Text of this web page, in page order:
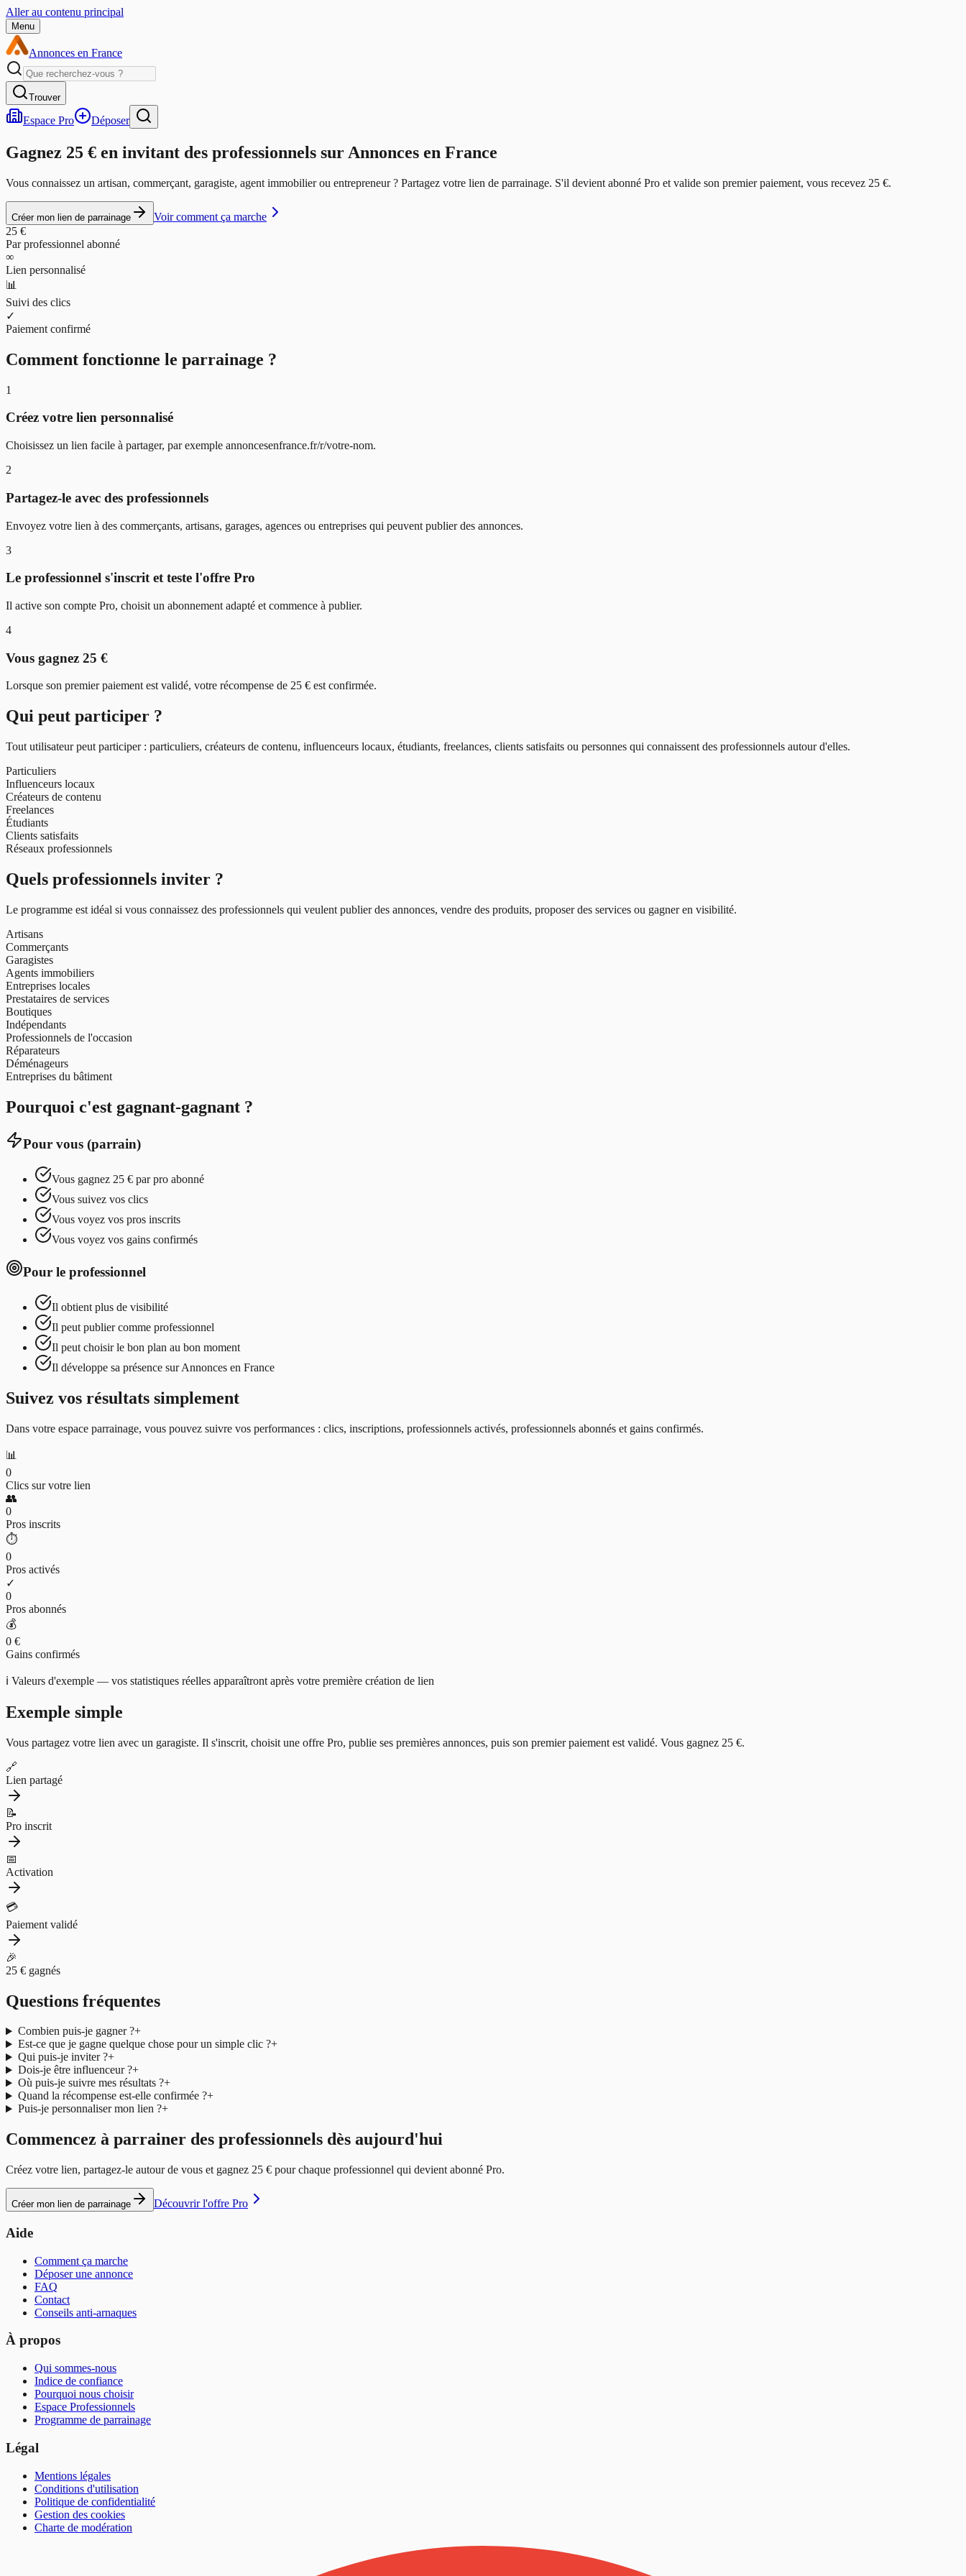
Aller au contenu principal
Menu
Annonces en France
Trouver
Espace Pro Déposer
Gagnez 25 € en invitant des professionnels sur Annonces en France
Vous connaissez un artisan, commerçant, garagiste, agent immobilier ou entrepreneur ? Partagez votre lien de parrainage. S'il devient abonné Pro et valide son premier paiement, vous recevez 25 €.
Créer mon lien de parrainage
Voir comment ça marche
25 €
Par professionnel abonné
∞
Lien personnalisé
📊
Suivi des clics
✓
Paiement confirmé
Comment fonctionne le parrainage ?
1
Créez votre lien personnalisé
Choisissez un lien facile à partager, par exemple annoncesenfrance.fr/r/votre-nom.
2
Partagez-le avec des professionnels
Envoyez votre lien à des commerçants, artisans, garages, agences ou entreprises qui peuvent publier des annonces.
3
Le professionnel s'inscrit et teste l'offre Pro
Il active son compte Pro, choisit un abonnement adapté et commence à publier.
4
Vous gagnez 25 €
Lorsque son premier paiement est validé, votre récompense de 25 € est confirmée.
Qui peut participer ?
Tout utilisateur peut participer : particuliers, créateurs de contenu, influenceurs locaux, étudiants, freelances, clients satisfaits ou personnes qui connaissent des professionnels autour d'elles.
Particuliers
Influenceurs locaux
Créateurs de contenu
Freelances
Étudiants
Clients satisfaits
Réseaux professionnels
Quels professionnels inviter ?
Le programme est idéal si vous connaissez des professionnels qui veulent publier des annonces, vendre des produits, proposer des services ou gagner en visibilité.
Artisans
Commerçants
Garagistes
Agents immobiliers
Entreprises locales
Prestataires de services
Boutiques
Indépendants
Professionnels de l'occasion
Réparateurs
Déménageurs
Entreprises du bâtiment
Pourquoi c'est gagnant-gagnant ?
Pour vous (parrain)
Vous gagnez 25 € par pro abonné
Vous suivez vos clics
Vous voyez vos pros inscrits
Vous voyez vos gains confirmés
Pour le professionnel
Il obtient plus de visibilité
Il peut publier comme professionnel
Il peut choisir le bon plan au bon moment
Il développe sa présence sur Annonces en France
Suivez vos résultats simplement
Dans votre espace parrainage, vous pouvez suivre vos performances : clics, inscriptions, professionnels activés, professionnels abonnés et gains confirmés.
📊
0
Clics sur votre lien
👥
0
Pros inscrits
⏱️
0
Pros activés
✓
0
Pros abonnés
💰
0 €
Gains confirmés
ℹ️ Valeurs d'exemple — vos statistiques réelles apparaîtront après votre première création de lien
Exemple simple
Vous partagez votre lien avec un garagiste. Il s'inscrit, choisit une offre Pro, publie ses premières annonces, puis son premier paiement est validé. Vous gagnez 25 €.
🔗
Lien partagé
📝
Pro inscrit
📅
Activation
💳
Paiement validé
🎉
25 € gagnés
Questions fréquentes
Combien puis-je gagner ?+
Est-ce que je gagne quelque chose pour un simple clic ?+
Qui puis-je inviter ?+
Dois-je être influenceur ?+
Où puis-je suivre mes résultats ?+
Quand la récompense est-elle confirmée ?+
Puis-je personnaliser mon lien ?+
Commencez à parrainer des professionnels dès aujourd'hui
Créez votre lien, partagez-le autour de vous et gagnez 25 € pour chaque professionnel qui devient abonné Pro.
Créer mon lien de parrainage Découvrir l'offre Pro
Aide
Comment ça marche
Déposer une annonce
FAQ
Contact
Conseils anti-arnaques
À propos
Qui sommes-nous
Indice de confiance
Pourquoi nous choisir
Espace Professionnels
Programme de parrainage
Légal
Mentions légales
Conditions d'utilisation
Politique de confidentialité
Gestion des cookies
Charte de modération